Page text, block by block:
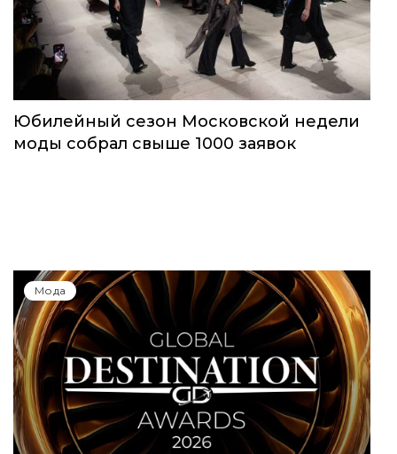
Юбилейный сезон Московской недели
моды собрал свыше 1000 заявок
Мода